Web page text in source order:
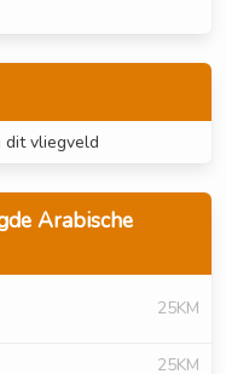
dit vliegveld
Arabische
25KM
25KM